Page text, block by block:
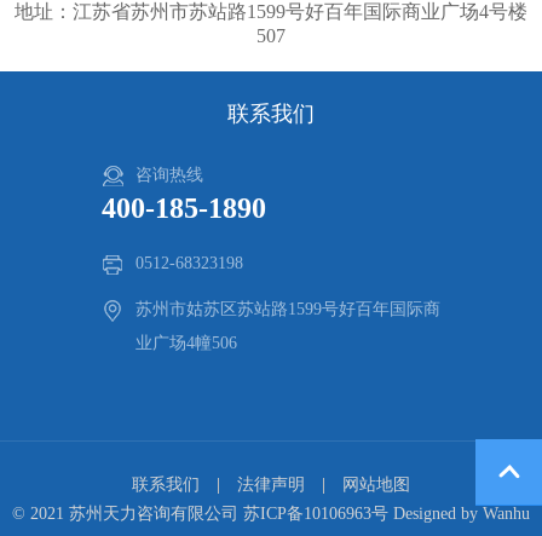
地址： 江苏省苏州市苏站路1599号好百年国际商业广场4号楼
507
联系我们
咨询热线
400-185-1890
0512-68323198
苏州市姑苏区苏站路1599号好百年国际商
业广场4幢506
联系我们 法律声明
网站地图
© 2021 苏州天力咨询有限公司 苏ICP备10106963号 Designed by Wanhu